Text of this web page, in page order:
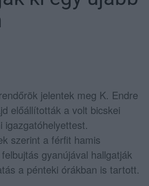
jelentek meg K. Endre
előállították a volt bicskei
igazgatóhelyettest.
szerint a férfit hamis
gyanújával hallgatják
a pénteki órákban is tartott.